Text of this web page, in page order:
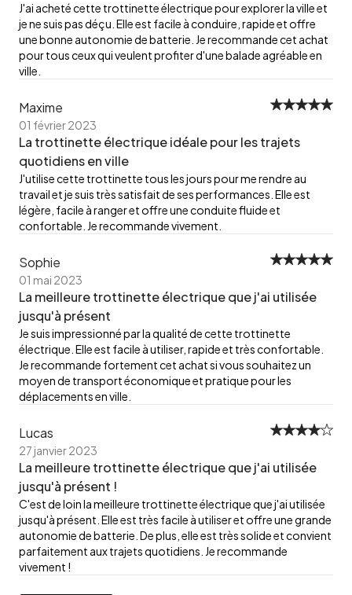
J'ai acheté cette trottinette électrique pour explorer la ville et
je ne suis pas déçu. Elle est facile à conduire, rapide et offre
une bonne autonomie de batterie. Je recommande cet achat
pour tous ceux qui veulent profiter d'une balade agréable en
ville.
Maxime
01 février 2023
La trottinette électrique idéale pour les trajets
quotidiens en ville
J'utilise cette trottinette tous les jours pour me rendre au
travail et je suis très satisfait de ses performances. Elle est
légère, facile à ranger et offre une conduite fluide et
confortable. Je recommande vivement.
Sophie
01 mai 2023
La meilleure trottinette électrique que j'ai utilisée
jusqu'à présent
Je suis impressionné par la qualité de cette trottinette
électrique. Elle est facile à utiliser, rapide et très confortable.
Je recommande fortement cet achat si vous souhaitez un
moyen de transport économique et pratique pour les
déplacements en ville.
Lucas
27 janvier 2023
La meilleure trottinette électrique que j'ai utilisée
jusqu'à présent !
C'est de loin la meilleure trottinette électrique que j'ai utilisée
jusqu'à présent. Elle est très facile à utiliser et offre une grande
autonomie de batterie. De plus, elle est très solide et convient
parfaitement aux trajets quotidiens. Je recommande
vivement !